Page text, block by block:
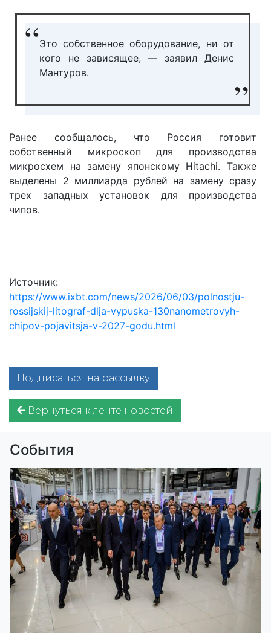
Это собственное оборудование, ни от
кого не зависящее, — заявил Денис
Мантуров.
Ранее сообщалось, что Россия готовит
собственный микроскоп для производства
микросхем на замену японскому Hitachi. Также
выделены 2 миллиарда рублей на замену сразу
трех западных установок для производства
чипов.
Источник:
https://www.ixbt.com/news/2026/06/03/polnostju-
rossijskij-litograf-dlja-vypuska-130nanometrovyh-
chipov-pojavitsja-v-2027-godu.html
Подписаться на рассылку
Вернуться к ленте новостей
События